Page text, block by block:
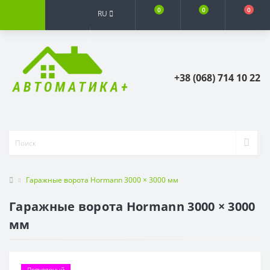
RU 0 0 0
+38 (068) 714 10 22
Гаражные ворота Hormann 3000 × 3000 мм
Гаражные ворота Hormann 3000 × 3000
мм